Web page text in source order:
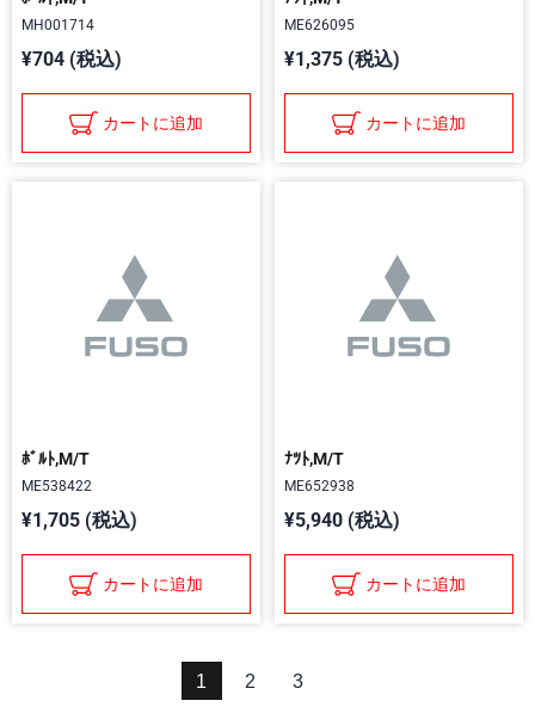
MH001714
¥704 (税込)
カートに追加
ME626095
¥1,375 (税込)
カートに追加
ﾎﾞﾙﾄ,M/T
ME538422
¥1,705 (税込)
カートに追加
ﾅﾂﾄ,M/T
ME652938
¥5,940 (税込)
カートに追加
1 2 3